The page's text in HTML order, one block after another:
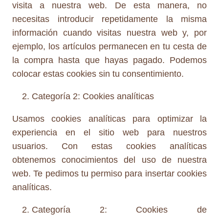
visita a nuestra web. De esta manera, no
necesitas introducir repetidamente la misma
información cuando visitas nuestra web y, por
ejemplo, los artículos permanecen en tu cesta de
la compra hasta que hayas pagado. Podemos
colocar estas cookies sin tu consentimiento.
Categoría 2: Cookies analíticas
Usamos cookies analíticas para optimizar la
experiencia en el sitio web para nuestros
usuarios. Con estas cookies analíticas
obtenemos conocimientos del uso de nuestra
web. Te pedimos tu permiso para insertar cookies
analíticas.
Categoría 2: Cookies de